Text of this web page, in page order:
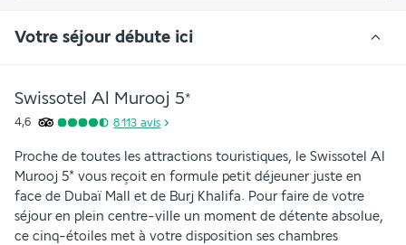
Votre séjour débute ici
Swissotel Al Murooj 5*
4,6 8 113 avis
Proche de toutes les attractions touristiques, le Swissotel Al
Murooj 5* vous reçoit en formule petit déjeuner juste en
face de Dubaï Mall et de Burj Khalifa. Pour faire de votre
séjour en plein centre-ville un moment de détente absolue,
ce cinq-étoiles met à votre disposition ses chambres